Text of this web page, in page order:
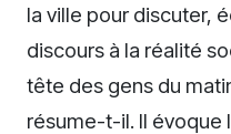
la ville pour discuter,
discours à la réalité
tête des gens du
résume-t-il. Il évoque